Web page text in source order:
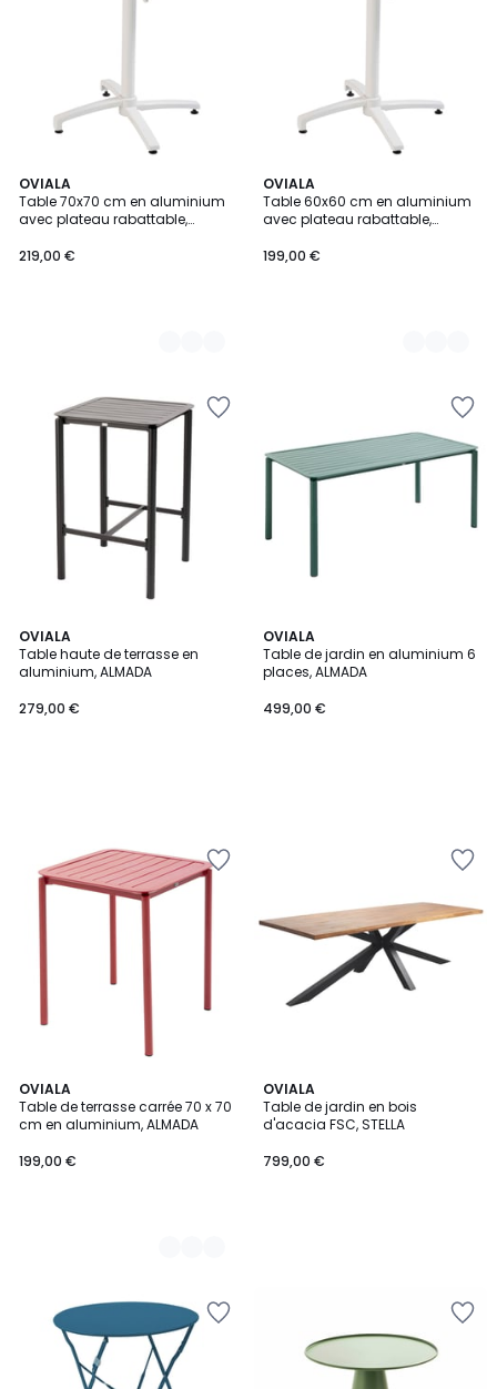
OVIALA
Table 70x70 cm en aluminium
avec plateau rabattable,
219,00 €
2
Couleurs
OVIALA
Table 60x60 cm en aluminium
avec plateau rabattable,
199,00 €
2
Couleurs
OVIALA
Table haute de terrasse en
aluminium, ALMADA
279,00 €
OVIALA
Table de jardin en aluminium 6
places, ALMADA
499,00 €
OVIALA
Table de terrasse carrée 70 x 70
cm en aluminium, ALMADA
199,00 €
4
Couleurs
OVIALA
Table de jardin en bois
d'acacia FSC, STELLA
799,00 €